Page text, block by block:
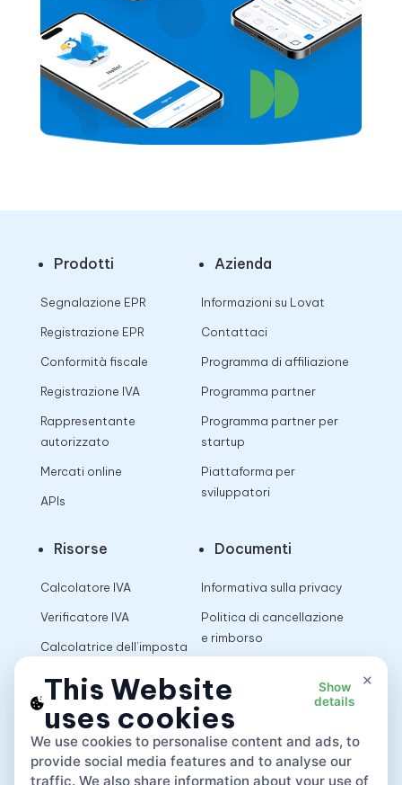
Prodotti
Segnalazione EPR
Registrazione EPR
Conformità fiscale
Registrazione IVA
Rappresentante
autorizzato
Mercati online
APIs
Azienda
Informazioni su Lovat
Contattaci
Programma di affiliazione
Programma partner
Programma partner per
startup
Piattaforma per
sviluppatori
Risorse
Calcolatore IVA
Verificatore IVA
Calcolatrice dell’imposta
Documenti
Informativa sulla privacy
Politica di cancellazione
e rimborso
App
×
This Website
uses cookies
Show
details
We use cookies to personalise content and ads, to
provide social media features and to analyse our
traffic. We also share information about your use of